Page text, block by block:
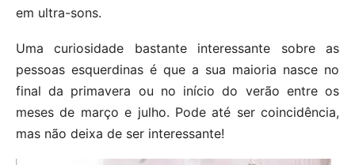
em ultra-sons.
Uma curiosidade bastante interessante sobre as
pessoas esquerdinas é que a sua maioria nasce no
final da primavera ou no início do verão entre os
meses de março e julho. Pode até ser coincidência,
mas não deixa de ser interessante!